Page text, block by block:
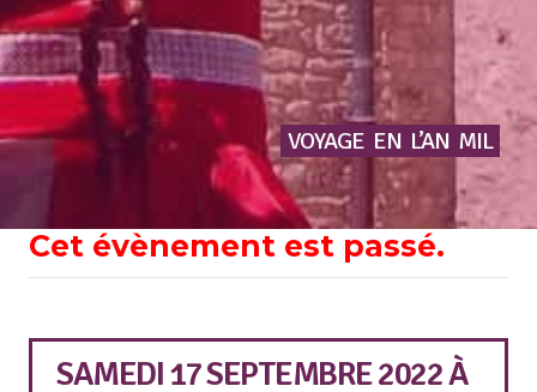
VOYAGE EN L’AN MIL
Cet évènement est passé.
SAMEDI 17 SEPTEMBRE 2022À